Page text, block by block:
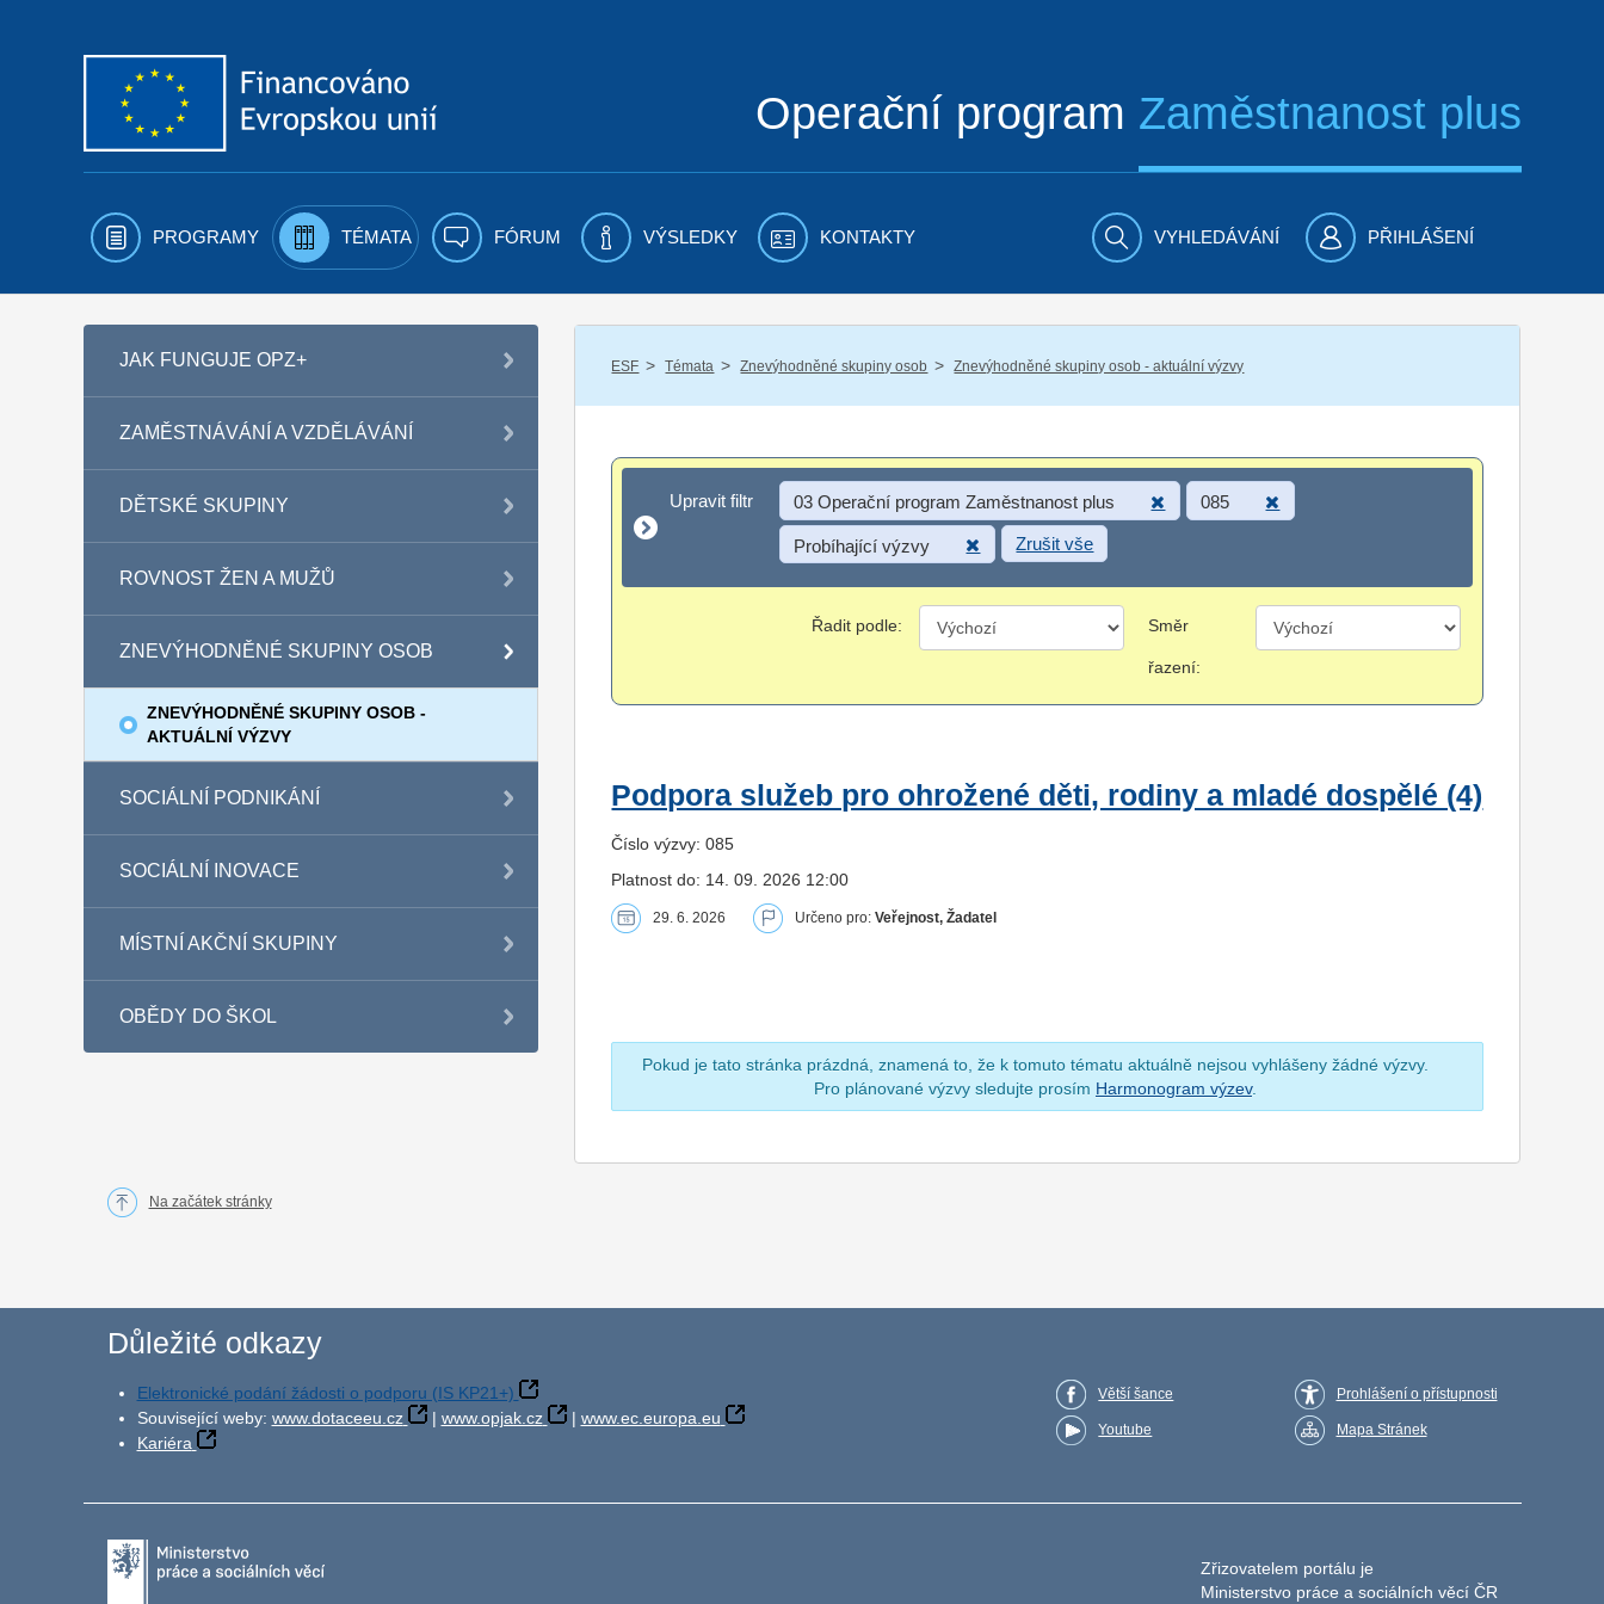
Operační program Zaměstnanost plus
PROGRAMY TÉMATA FÓRUM VÝSLEDKY KONTAKTY VYHLEDÁVÁNÍ PŘIHLÁŠENÍ
JAK FUNGUJE OPZ+
ZAMĚSTNÁVÁNÍ A VZDĚLÁVÁNÍ
DĚTSKÉ SKUPINY
ROVNOST ŽEN A MUŽŮ
ZNEVÝHODNĚNÉ SKUPINY OSOB
ZNEVÝHODNĚNÉ SKUPINY OSOB -
AKTUÁLNÍ VÝZVY
SOCIÁLNÍ PODNIKÁNÍ
SOCIÁLNÍ INOVACE
MÍSTNÍ AKČNÍ SKUPINY
OBĚDY DO ŠKOL
ESF / Témata / Znevýhodněné skupiny osob / Znevýhodněné skupiny osob - aktuální výzvy
Upravit filtr
Upravit filtr 03 Operační program Zaměstnanost plus 085
Probíhající výzvy Zrušit vše
Řadit podle: Směr
řazení:
Podpora služeb pro ohrožené děti, rodiny a mladé dospělé (4)
Číslo výzvy: 085
Platnost do: 14. 09. 2026 12:00
29. 6. 2026 Určeno pro:Veřejnost, Žadatel
Pokud je tato stránka prázdná, znamená to, že k tomuto tématu aktuálně nejsou vyhlášeny žádné výzvy.
Pro plánované výzvy sledujte prosím Harmonogram výzev.
Na začátek stránky
Důležité odkazy
Elektronické podání žádosti o podporu (IS KP21+)
Související weby: www.dotaceeu.cz | www.opjak.cz | www.ec.europa.eu
Kariéra
Větší šance
Youtube
Prohlášení o přístupnosti
Mapa Stránek
Zřizovatelem portálu je
Ministerstvo práce a sociálních věcí ČR